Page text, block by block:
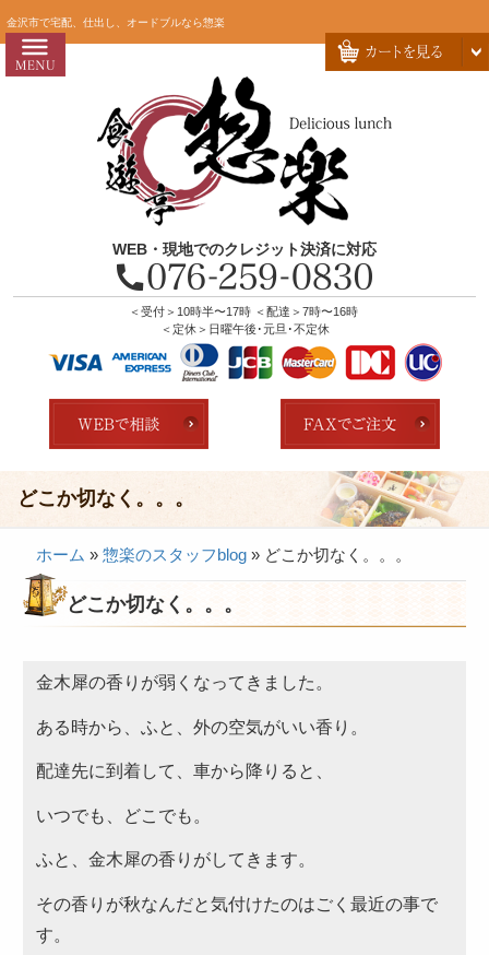
金沢市で宅配、仕出し、オードブルなら惣楽
WEB・現地でのクレジット決済に対応
＜受付＞10時半〜17時 ＜配達＞7時〜16時
＜定休＞日曜午後･元旦･不定休
HOME
惣楽のこだわり
配達エリア・注文方法
店舗の紹介
接客・おもてなし弁当
製薬会社様向け弁当
イベント弁当
法事・法要仕出し
慶事・お祝い仕出し
大皿料理・オードブル
旅行会社様向け弁当
パーティー・宴会
旅行会社様向け弁当
どこか切なく。。。
ホーム » 惣楽のスタッフblog» どこか切なく。。。
どこか切なく。。。
金木犀の香りが弱くなってきました。
ある時から、ふと、外の空気がいい香り。
配達先に到着して、車から降りると、
いつでも、どこでも。
ふと、金木犀の香りがしてきます。
その香りが秋なんだと気付けたのはごく最近の事で
す。